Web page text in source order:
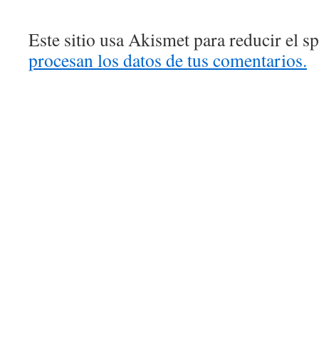
Este sitio usa Akismet para reducir el
procesan los datos de tus comentarios.